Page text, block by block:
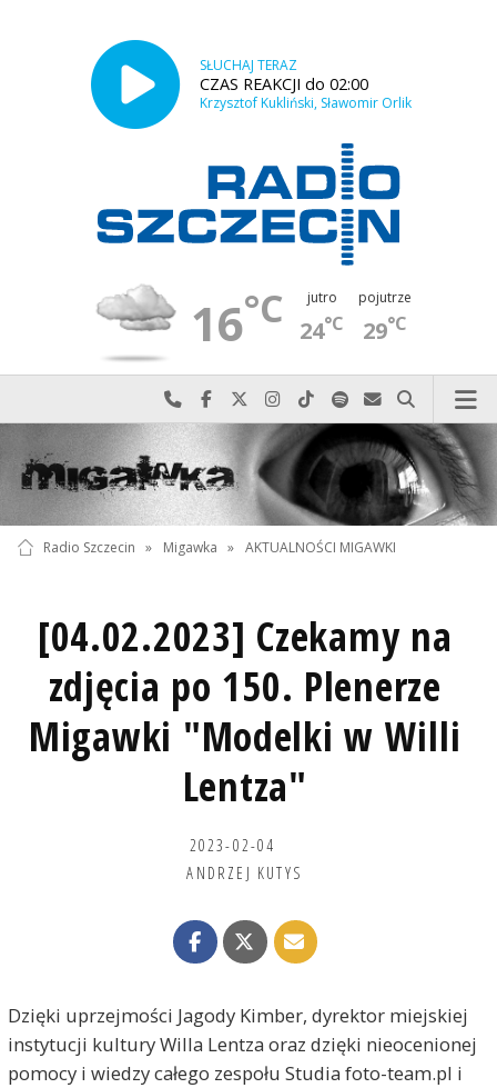
SŁUCHAJ TERAZ
CZAS REAKCJI do 02:00
Krzysztof Kukliński, Sławomir Orlik
16°C jutro
24°C
pojutrze
29°C
Najlepiej po prostu do nas zadzwoń
Odwiedź nas na Facebook-u
Odwiedź nas na X
Odwiedź nas na Instagram-ie
Odwiedź nas na TikTok-u
Szukaj nas na Spotify
Wyślij do nas
Szukaj
Radio Szczecin » Migawka » AKTUALNOŚCI MIGAWKI
[04.02.2023] Czekamy na
zdjęcia po 150. Plenerze
Migawki "Modelki w Willi
Lentza"
2023-02-04
ANDRZEJ KUTYS
Dzięki uprzejmości Jagody Kimber, dyrektor miejskiej
instytucji kultury Willa Lentza oraz dzięki nieocenionej
pomocy i wiedzy całego zespołu Studia foto-team.pl i